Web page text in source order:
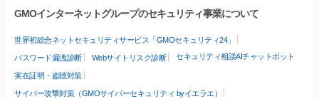
GMOインターネットグループのセキュリティ事業について
世界初総合ネットセキュリティサービス「GMOセキュリティ24」
パスワード漏洩診断 Webサイトリスク診断 セキュリティ相談AIチャットボット
実在証明・盗聴対策
サイバー攻撃対策（GMOサイバーセキュリティ byイエラエ）